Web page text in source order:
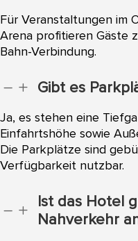
Für Veranstaltungen im
Arena profitieren Gäste
Bahn-Verbindung.
K L Gibt es
Ja, es stehen eine
Einfahrtshöhe sowie
Die Parkplätze sind
Verfügbarkeit nutzbar.
K L
Ist das Hotel
Nahverkehr